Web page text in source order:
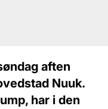
aften
Nuuk.
har i den